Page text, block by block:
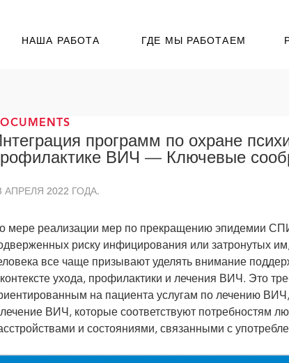
НАША РАБОТА ГДЕ МЫ РАБОТАЕМ
программ по охране
ВИЧ — Ключевые
АПРЕЛЯ 2022 ГОДА.
мере реализации мер по прекращению эпидемии
риску инфицирования или затронутых
все чаще призывают уделять внимание
ухода, профилактики и лечения ВИЧ. Это
на пациента услугам по лечению
ВИЧ, которые соответствуют потребностям
и состояниями, связанными с